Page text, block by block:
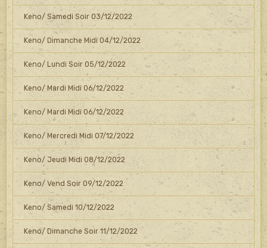
Keno/ Samedi Soir 03/12/2022
Keno/ Dimanche Midi 04/12/2022
Keno/ Lundi Soir 05/12/2022
Keno/ Mardi Midi 06/12/2022
Keno/ Mardi Midi 06/12/2022
Keno/ Mercredi Midi 07/12/2022
Keno/ Jeudi Midi 08/12/2022
Keno/ Vend Soir 09/12/2022
Keno/ Samedi 10/12/2022
Keno/ Dimanche Soir 11/12/2022